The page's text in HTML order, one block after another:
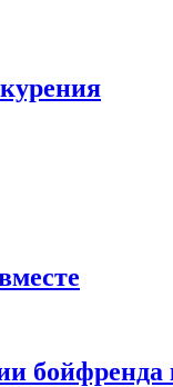
бойфренда